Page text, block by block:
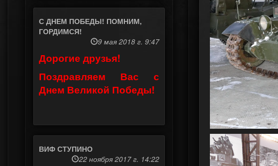
С ДНЕМ ПОБЕДЫ! ПОМНИМ,
ГОРДИМСЯ!
9 мая 2018 г. 9:47
Дорогие друзья!
Поздравляем Вас с
Днем Великой Победы!
ВИФ СТУПИНО
22 ноября 2017 г. 14:22